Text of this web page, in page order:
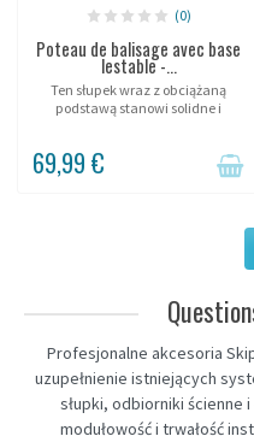
(0)
Poteau de balisage avec base
lestable -...
Ten słupek wraz z obciążaną
podstawą stanowi solidne i
tworzyć strefy bezpieczeństwa
zarówno wewnątrz, jak i na
69,99 €
Profesjonalne akcesoria
uzupełnienie istniejących
słupki, odbiorniki ścienne
modułowość i trwałość